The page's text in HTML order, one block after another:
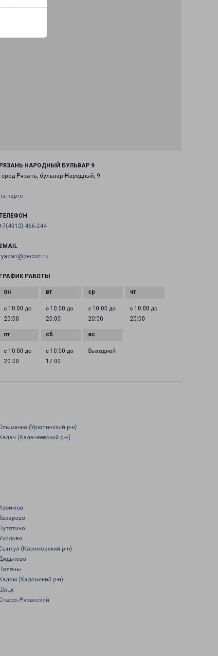
НАРОДНЫЙ БУЛЬВАР 9
Рязань, бульвар Народный, 9
карте
466-244
РАБОТЫ
с 10:00 до
20:00
с 10:00 до
20:00
с 10:00 до
20:00
с 10:00 до
20:00
с 10:00 до
20:00
с 10:00 до
17:00
Выходной
(Урюпинский р-н)
(Калачеевский р-н)
(Касимовский р-н)
(Кадомский р-н)
Рязанский